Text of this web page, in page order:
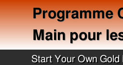
Programme
Main pour
Start Your Own Gold